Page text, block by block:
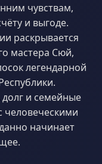
чувствам,
и выгоде.
раскрывается
мастера Сюй,
легендарной
долг и семейные
человеческими
начинает